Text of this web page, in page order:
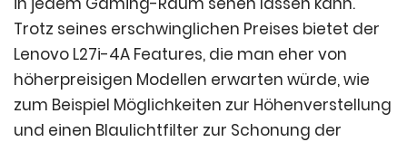
Trotz seines erschwinglichen Preises bietet der
Lenovo L27i-4A Features, die man eher von
höherpreisigen Modellen erwarten würde, wie
zum Beispiel Möglichkeiten zur Höhenverstellung
und einen Blaulichtfilter zur Schonung der